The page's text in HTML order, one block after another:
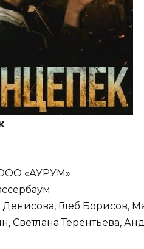
«АУРУМ»
Глеб Борисов,
Терентьева,